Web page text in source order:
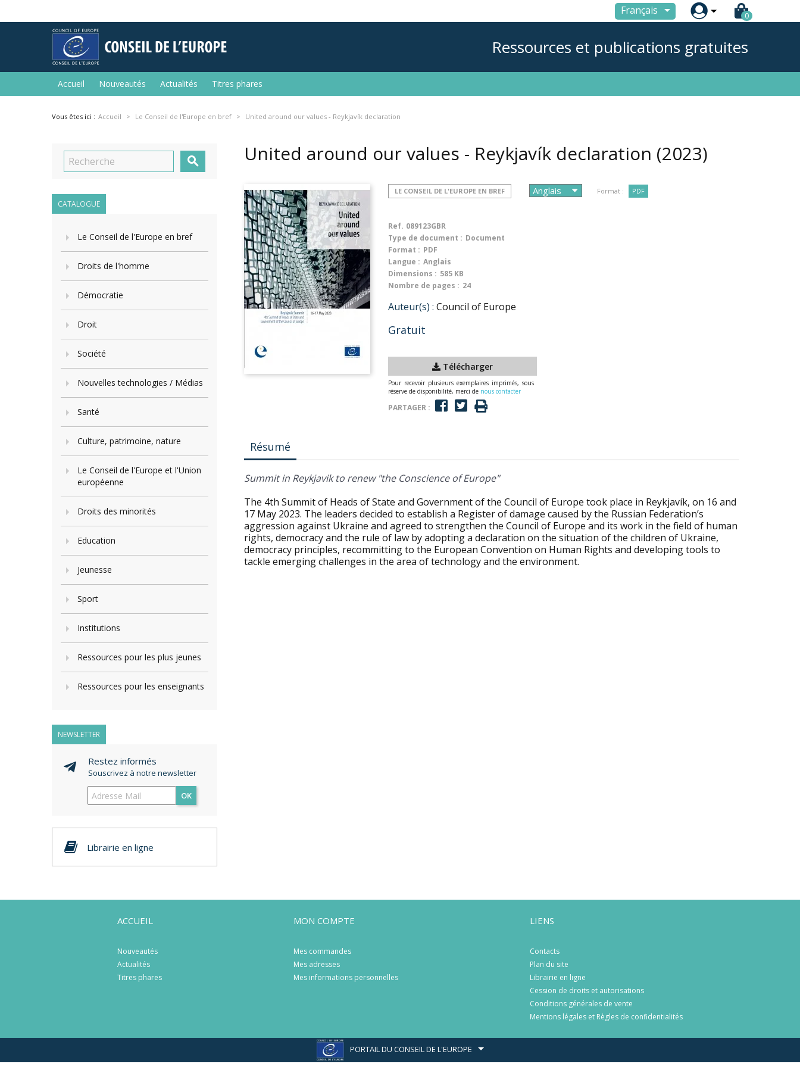
Français  0
Ressources et publications gratuites
Accueil Nouveautés Actualités Titres phares
Vous êtes ici : Accueil Le Conseil de l'Europe en bref United around our values - Reykjavík declaration

CATALOGUE
Le Conseil de l'Europe en bref
Droits de l'homme
Démocratie
Droit
Société
Nouvelles technologies / Médias
Santé
Culture, patrimoine, nature
Le Conseil de l'Europe et l'Union
européenne
Droits des minorités
Education
Jeunesse
Sport
Institutions
Ressources pour les plus jeunes
Ressources pour les enseignants
NEWSLETTER
Restez informés
Souscrivez à notre newsletter
OK
Librairie en ligne
United around our values - Reykjavík declaration (2023)
LE CONSEIL DE L'EUROPE EN BREF Format : PDF
Ref. 089123GBR
Type de document : Document
Format : PDF
Langue : Anglais
Dimensions : 585 KB
Nombre de pages : 24
Auteur(s) : Council of Europe
Gratuit
Télécharger
Pour recevoir plusieurs exemplaires imprimés, sous
réserve de disponibilité, merci de nous contacter
PARTAGER :
Résumé
Summit in Reykjavik to renew "the Conscience of Europe"
The 4th Summit of Heads of State and Government of the Council of Europe took place in Reykjavík, on 16 and
17 May 2023. The leaders decided to establish a Register of damage caused by the Russian Federation’s
aggression against Ukraine and agreed to strengthen the Council of Europe and its work in the field of human
rights, democracy and the rule of law by adopting a declaration on the situation of the children of Ukraine,
democracy principles, recommitting to the European Convention on Human Rights and developing tools to
tackle emerging challenges in the area of technology and the environment.
ACCUEIL
Nouveautés
Actualités
Titres phares
MON COMPTE
Mes commandes
Mes adresses
Mes informations personnelles
LIENS
Contacts
Plan du site
Librairie en ligne
Cession de droits et autorisations
Conditions générales de vente
Mentions légales et Règles de confidentialités
PORTAIL DU CONSEIL DE L'EUROPE